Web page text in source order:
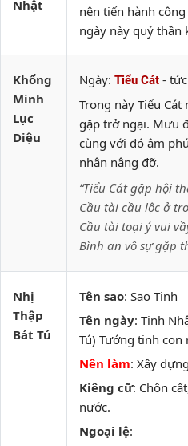
Nhật
nên tiến hành
ngày này quỷ
Khổng
Minh
Lục
Diệu
Ngày: Tiểu Cát -
Trong này Tiểu
gặp trở ngại. Mưu
cùng với đó âm
nhân nâng đỡ.
“Tiểu Cát gặp hội
Cầu tài cầu lộc ở
Cầu tài toại ý vui
Bình an vô sự gặp
Nhị
Thập
Bát Tú
Tên sao: Sao Tinh
Tên ngày: Tinh
Tú) Tướng tinh
Nên làm: Xây
Kiêng cữ: Chôn
nước.
Ngoại lệ: